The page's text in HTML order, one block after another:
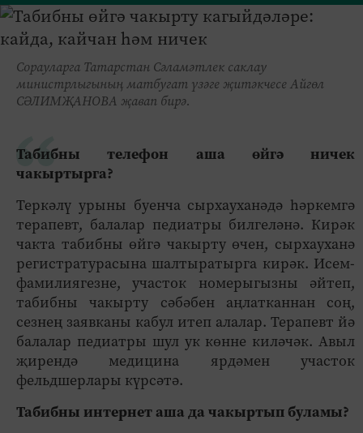
Сорауларга Татарстан Сәламәтлек саклау
министрлыгының матбугат үзәге җитәкчесе Айгөл
СӘЛИМҖАНОВА җавап бирә.
Табибны телефон аша өйгә ничек
чакыртырга?
Теркәлү урыны буенча сырхауханәдә һәркемгә
терапевт, балалар педиатры билгеләнә. Кирәк
чакта табибны өйгә чакырту өчен, сырхауханә
регистратурасына шалтыратырга кирәк. Исем-
фамилиягезне, участок номерыгызны әйтеп,
табибны чакырту сәбәбен аңлатканнан соң,
сезнең заявканы кабул итеп алалар. Терапевт йә
балалар педиатры шул ук көнне киләчәк. Авыл
җирендә медицина ярдәмен участок
фельдшерлары күрсәтә.
Табибны интернет аша да чакыртып буламы?